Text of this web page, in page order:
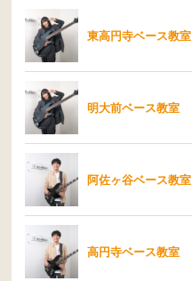
東高円寺ベース教室
明大前ベース教室
阿佐ヶ谷ベース教室
高円寺ベース教室